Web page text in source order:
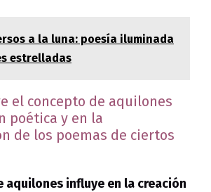
a la luna: poesía iluminada
estrelladas
el concepto de aquilones
poética y en la
de los poemas de ciertos
aquilones influye en la creación